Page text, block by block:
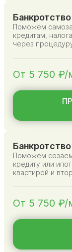
Поможем
кредитам,
через
От 5 750 ₽/
Поможем
кредиту или
квартирой и
От 5 750 ₽/